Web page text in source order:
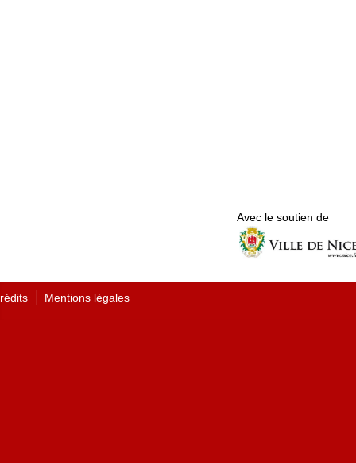
Avec le soutien de
Mentions légales